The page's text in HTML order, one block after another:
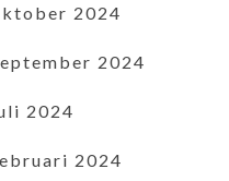
2024
2024
2024
2024